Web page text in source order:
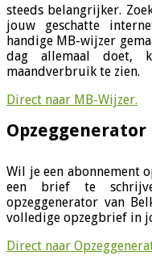
steeds belangrijker.
jouw geschatte
handige MB-wijzer
dag allemaal doet,
maandverbruik te zien.
Direct naar MB-Wijzer.
Opzeggenerator
Wil je een abonnement
een brief te
opzeggenerator van
volledige opzegbrief in
Direct naar